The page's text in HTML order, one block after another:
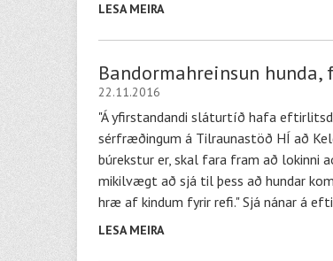
LESA MEIRA
Bandormahreinsun
22.11.2016
"Á yfirstandandi sláturtíð hafa
sérfræðingum á Tilraunastöð HÍ að
búrekstur er, skal fara fram að
mikilvægt að sjá til þess að hundar
hræ af kindum fyrir refi." Sjá nánar á
LESA MEIRA